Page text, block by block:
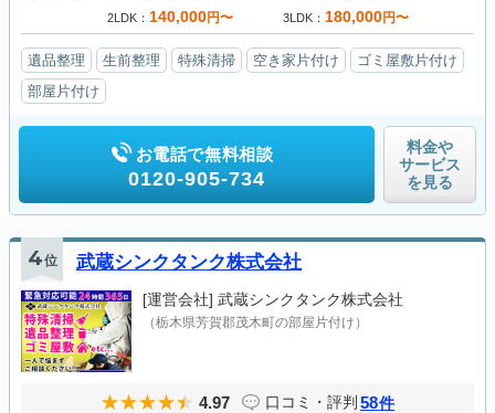
2LDK 140,000円〜 3LDK 180,000円〜
遺品整理 生前整理 特殊清掃 空き家片付け
ゴミ屋敷片付け
部屋片付け
お電話で無料相談
0120-905-734
料金や
サービス
を見る
4位 武蔵シンクタンク株式会社
[運営会社] 武蔵シンクタンク株式会社
（栃木県芳賀郡茂木町の部屋片付け）
4.97 口コミ・評判 58件